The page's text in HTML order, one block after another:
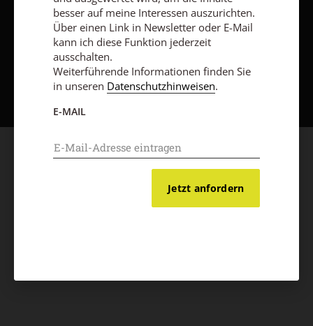
Nach oben
besser auf meine Interessen auszurichten.
Über einen Link in Newsletter oder E-Mail
kann ich diese Funktion jederzeit
ausschalten.
Weiterführende Informationen finden Sie
in unseren Datenschutzhinweisen.
E-MAIL
Jetzt anfordern